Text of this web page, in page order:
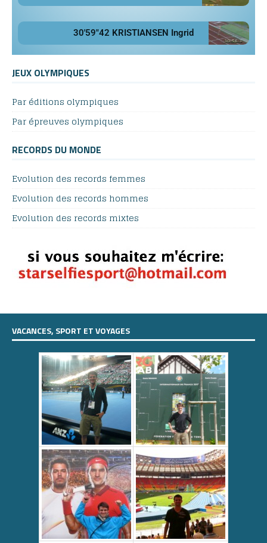
30'59"42 KRISTIANSEN Ingrid
JEUX OLYMPIQUES
Par éditions olympiques
Par épreuves olympiques
RECORDS DU MONDE
Evolution des records femmes
Evolution des records hommes
Evolution des records mixtes
VACANCES, SPORT ET VOYAGES